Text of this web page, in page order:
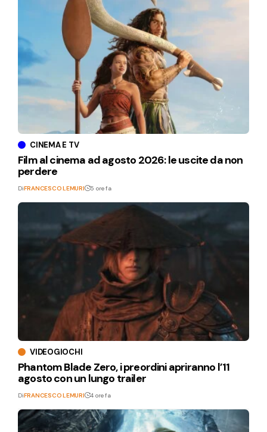
CINEMA E TV
Film al cinema ad agosto 2026: le uscite da non
perdere
DiFRANCESCO LEMURI 5 ore fa
VIDEOGIOCHI
Phantom Blade Zero, i preordini apriranno l’11
agosto con un lungo trailer
DiFRANCESCO LEMURI 4 ore fa